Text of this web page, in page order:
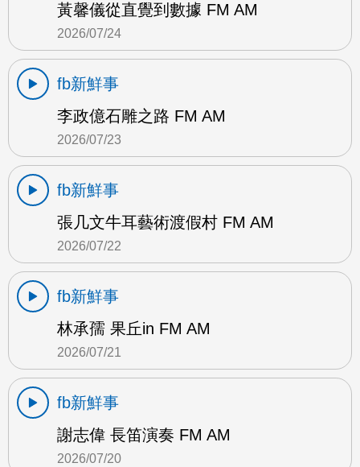
黃馨儀從直覺到數據 FM AM
2026/07/24
fb新鮮事
李政億石雕之路 FM AM
2026/07/23
fb新鮮事
張几文牛耳藝術渡假村 FM AM
2026/07/22
fb新鮮事
林承孺 果丘in FM AM
2026/07/21
fb新鮮事
謝志偉 長笛演奏 FM AM
2026/07/20